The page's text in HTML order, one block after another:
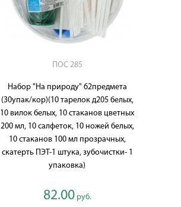
ПОС 285
Набор "На природу" 62предмета
(30упак/кор)(10 тарелок д205 белых,
10 вилок белых, 10 стаканов цветных
200 мл, 10 салфеток, 10 ножей белых,
10 стаканов 100 мл прозрачных,
скатерть ПЭТ-1 штука, зубочистки- 1
упаковка)
82.00руб.